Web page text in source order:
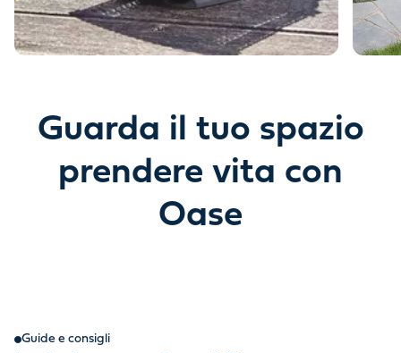
Guarda il tuo spazio
prendere vita con
Oase
Guide e consigli